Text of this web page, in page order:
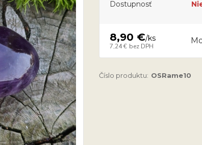
Dostupnosť
8,90 €/ks
7,24 € bez DPH
Číslo produktu: OSRame10